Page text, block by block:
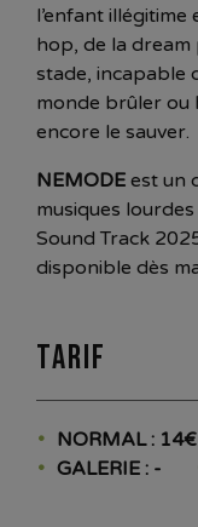
l’enfant
hop, de la
stade, incapable
monde brûler ou
encore le sauver.
NEMODE est un
musiques
Sound Track
disponible dès
Tarif
NORMAL : 14€
GALERIE : -